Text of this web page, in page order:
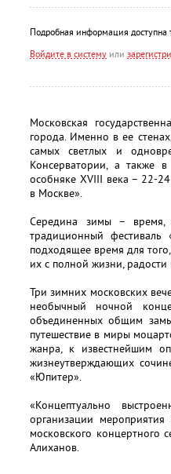
Подробная информация доступна
Войдите в систему или
Московская
города. Именно в ее
самых светлых и
Консерватории, а также
особняке XVIII века – 22-
в Москве».
Середина зимы – время,
традиционный
подходящее время для
их с полной жизни,
Три зимних московских
необычный ночной
объединенных общим
путешествие в миры
жанра, к известнейшим
жизнеутверждающих
«Юпитер».
«Концептуально
организации
московского концертного
Алиханов.